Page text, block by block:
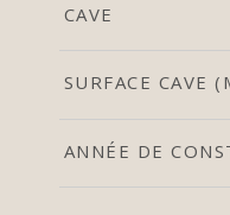
CAVE
SURFACE CAVE
ANNÉE DE